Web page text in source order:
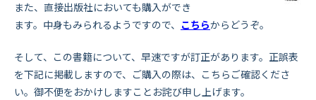
また、直接出版社においても購入ができ
ます。中身もみられるようですので、 こちらからどうぞ。
そして、この書籍について、早速ですが訂正があります。正誤表
を下記に掲載しますので、ご購入の際は、こちらご確認くださ
い。御不便をおかけしますことお詫び申し上げます。